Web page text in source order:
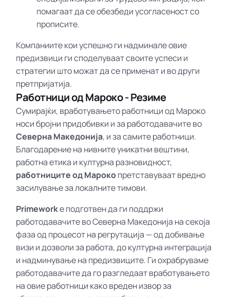
помагаат да се обезбеди усогласеност со
прописите.
Компаниите кои успешно ги надминале овие
предизвици ги споделуваат своите успеси и
стратегии што можат да се применат и во други
претпријатија.
Работници од Мароко - Резиме
Сумирајќи, вработувањето работници од Мароко
носи бројни придобивки и за работодавачите во
Северна Македонија, и за самите работници.
Благодарение на нивните уникатни вештини,
работна етика и културна разновидност,
работниците од Марокопретставуваат вредно
засилување за локалните тимови.
Primeworkе подготвен да ги поддржи
работодавачите во Северна Македонија на секоја
фаза од процесот на регрутација — од добивање
визи и дозволи за работа, до културна интеграција
и надминување на предизвиците. Ги охрабруваме
работодавачите да го разгледаат вработувањето
на овие работници како вреден извор за